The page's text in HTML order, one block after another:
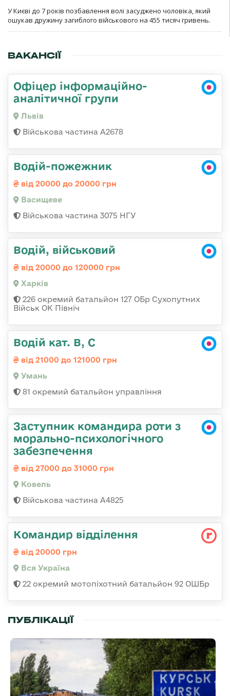
У Києві до 7 років позбавлення волі засуджено чоловіка, який
ошукав дружину загиблого військового на 455 тисяч гривень.
ВАКАНСІЇ
Офіцер інформаційно-
аналітичної групи
Львів
Військова частина А2678
Водій-пожежник
від 20000 до 20000 грн
Васищеве
Військова частина 3075 НГУ
Водій, військовий
від 20000 до 120000 грн
Харків
226 окремий батальйон 127 ОБр Сухопутних
Військ ОК Північ
Водій кат. В, С
від 21000 до 121000 грн
Умань
81 окремий батальйон управління
Заступник командира роти з
морально-психологічного
забезпечення
від 27000 до 31000 грн
Ковель
Військова частина А4825
Командир відділення
від 20000 грн
Вся Україна
22 окремий мотопіхотний батальйон 92 ОШБр
ПУБЛІКАЦІЇ